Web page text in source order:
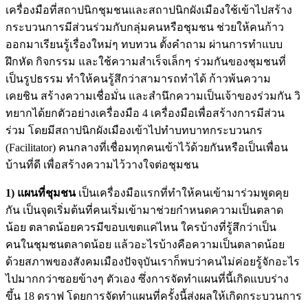
เครื่องมือที่สถาปนิกชุมชนและสถาปนิกผังเมืองใช้เข้าไปสร้าง
กระบวนการมีส่วนร่วมกับกลุ่มคนหรือชุมชน ช่วยให้คนก้าว
ออกมาเรียนรู้เรื่องใหม่ๆ ทบทวน ตั้งคำถาม ผ่านการทำแบบ
ฝึกหัด กิจกรรม และใช้ความสำเร็จเล็กๆ ร่วมกันของชุมชนที่
เป็นรูปธรรม ทำให้คนรู้สึกว่าสามารถทำได้ ก้าวพ้นความ
เคยชิน สร้างความเชื่อมั่น และสำนึกความเป็นเจ้าของร่วมกัน วิ
ทยากได้ยกตัวอย่างเครื่องมือ 4 เครื่องมือเพื่อสร้างการมีส่วน
ร่วม โดยมีสถาปนิกผังเมืองเข้าไปทำบทบาทกระบวนกร
(Facilitator) คนกลางที่เชื่อมทุกคนเข้าไว้ด้วยกันหรือเป็นเพื่อน
บ้านที่ดี เพื่อสร้างความไว้วางใจต่อชุมชน
1) แผนที่ชุมชนเป็นเครื่องมือแรกที่ทำให้คนเข้ามาร่วมพูดคุย
กัน เป็นจุดเริ่มต้นที่คนเริ่มเข้ามาช่วยกำหนดความเป็นตลาด
น้อย ตลาดน้อยควรมีขอบเขตแค่ไหน ใครบ้างที่รู้สึกว่าเป็น
คนในชุมชนตลาดน้อย แล้วอะไรบ้างคือความเป็นตลาดน้อย
ด้วยสภาพของสังคมเมืองปัจจุบันเราก็พบว่าคนไม่ค่อยรู้จักอะไร
ไปมากกว่าซอยข้างๆ ตัวเอง ซึ่งการจัดทำแผนที่นี้เกิดแบบร่าง
ขึ้น 18 ดราฟ โดยการจัดทำแผนที่ครั้งนี้ส่งผลให้เกิดกระบวนการ